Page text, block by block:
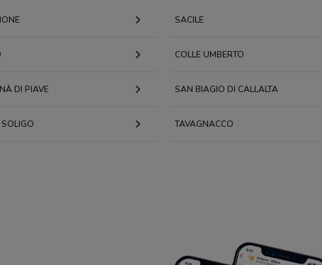
SACILE
COLLE UMBERTO
DI PIAVE SAN BIAGIO DI CALLALTA
SOLIGO TAVAGNACCO